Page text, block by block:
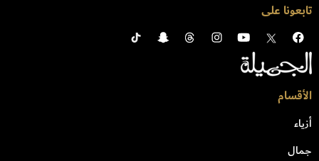
تابعونا على
الأقسام
أزياء
جمال